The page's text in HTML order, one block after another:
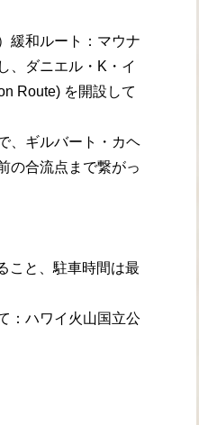
緩和ルート：マウナ
、ダニエル・K・イ
Route) を開設して
、ギルバート・カヘ
の合流点まで繋がっ
こと、駐車時間は最
：ハワイ火山国立公